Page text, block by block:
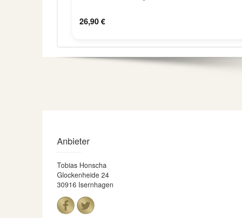
26,90 €
Anbieter
Tobias Honscha
Glockenheide 24
30916 Isernhagen